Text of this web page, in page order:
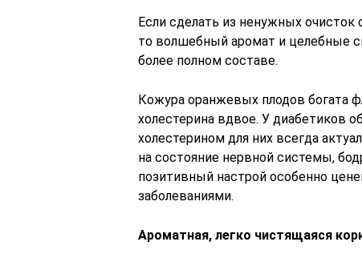
Если сделать из ненужных
то волшебный аромат и целебные
более полном составе.
Кожура оранжевых плодов богата
холестерина вдвое. У диабетиков
холестерином для них всегда
на состояние нервной системы,
позитивный настрой особенно
заболеваниями.
Ароматная, легко чистящаяся